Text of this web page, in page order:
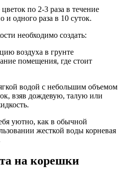
по 2-3 раза в течение
и одного раза в 10 суток.
необходимо создать:
воздуха в грунте
помещения, где стоит
водой с небольшим объемом
взяв дождевую, талую или
уютно, как в обычной
жесткой воды корневая
на корешки